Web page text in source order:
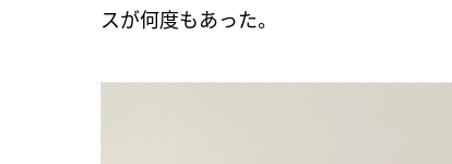
スが何度もあった。